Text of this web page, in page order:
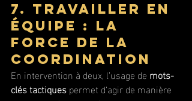
7. Travailler en
équipe : la
force de la
coordination
En intervention à deux, l’usage de mots-
clés tactiques permet d’agir de manière